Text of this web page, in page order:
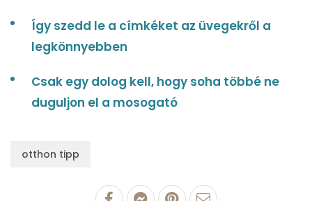
Így szedd le a címkéket az üvegekről a
legkönnyebben
Csak egy dolog kell, hogy soha többé ne
duguljon el a mosogató
otthon tipp